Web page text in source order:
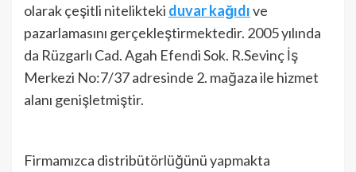
olarak çeşitli nitelikteki duvar kağıdıve
pazarlamasını gerçekleştirmektedir. 2005 yılında
da Rüzgarlı Cad. Agah Efendi Sok. R.Sevinç İş
Merkezi No:7/37 adresinde 2. mağaza ile hizmet
alanı genişletmiştir.
Firmamızca distribütörlüğünü yapmakta